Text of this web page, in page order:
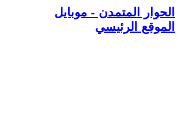
الحوار المتمدن - موبايل
الموقع الرئيسي